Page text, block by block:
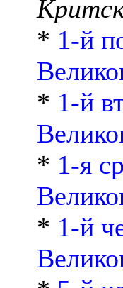
* 1-й
* 1-й
* 1-я
* 1-й